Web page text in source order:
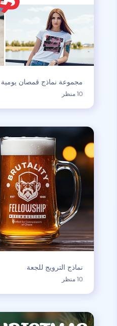
مجموعة نماذج قمصان يومية
10 منظر
نماذج الترويج للجعة
10 منظر